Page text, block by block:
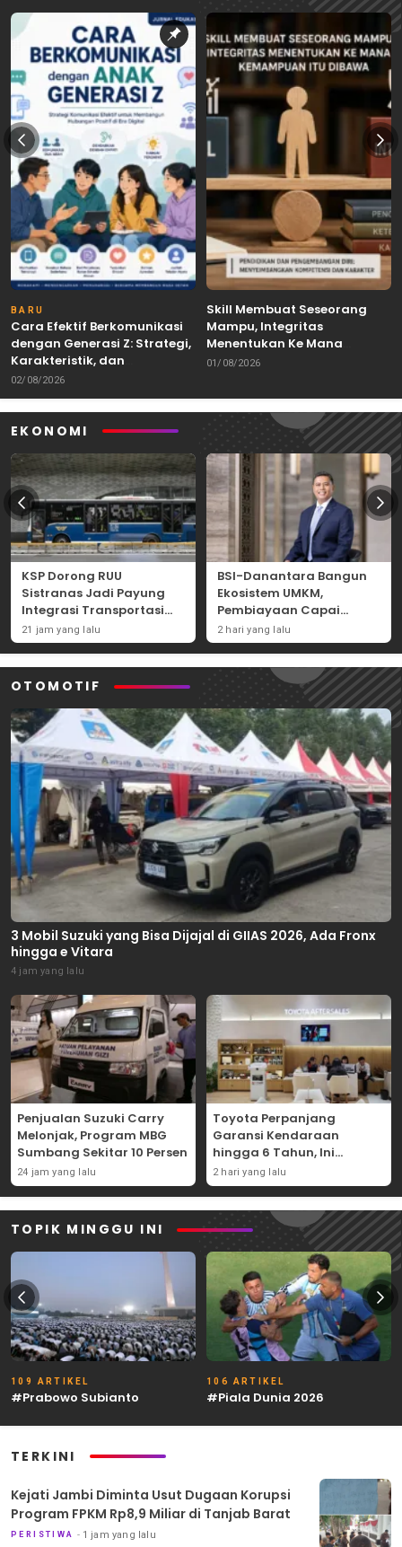
BARU
Cara Efektif Berkomunikasi
dengan Generasi Z: Strategi,
Karakteristik, dan
Tantangannya
02/08/2026
Skill Membuat Seseorang
Mampu, Integritas
Menentukan Ke Mana
Kemampuan Itu Dibawa
01/08/2026
EKONOMI
KSP Dorong RUU
Sistranas Jadi Payung
Integrasi Transportasi
Massal Indonesia
21 jam yang lalu
BSI-Danantara Bangun
Ekosistem UMKM,
Pembiayaan Capai
Rp54,80 Triliun
2 hari yang lalu
OTOMOTIF
3 Mobil Suzuki yang Bisa Dijajal di GIIAS 2026, Ada Fronx
hingga e Vitara
4 jam yang lalu
Penjualan Suzuki Carry
Melonjak, Program MBG
Sumbang Sekitar 10 Persen
24 jam yang lalu
Toyota Perpanjang
Garansi Kendaraan
hingga 6 Tahun, Ini
Syaratnya
2 hari yang lalu
TOPIK MINGGU INI
109 ARTIKEL
#Prabowo Subianto
106 ARTIKEL
#Piala Dunia 2026
TERKINI
Kejati Jambi Diminta Usut Dugaan Korupsi
Program FPKM Rp8,9 Miliar di Tanjab Barat
PERISTIWA 1 jam yang lalu